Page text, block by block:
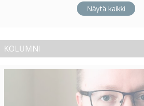
Näytä kaikki
KOLUMNI